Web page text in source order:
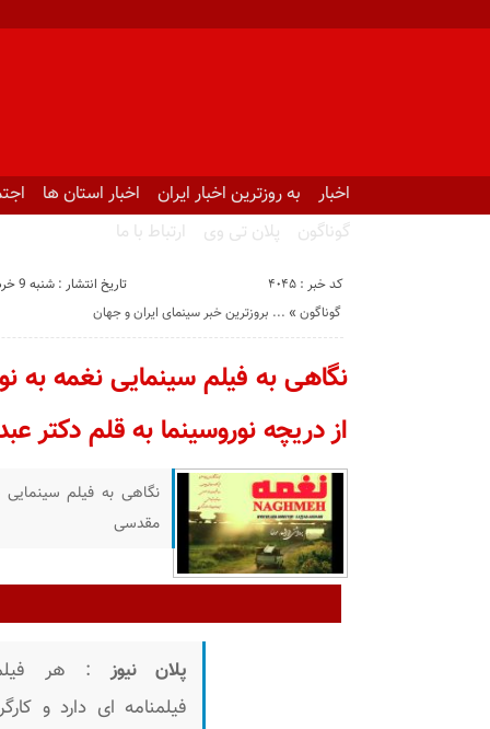
اخبار به روزترین اخبار ایران اخبار استان ها
گوناگون
پلان تی وی ارتباط با ما
کد خبر : 4045
تاریخ انتشار : شنبه 9 خرداد 1405 - 22:53
بروزترین خبر سینمای ایران و جهان ... « گوناگون
نگاهی به فیلم سینمایی نغمه به
از دریچه نوروسینما به قلم دکتر
نگاهی به فیلم سینمایی
مقدسی
پلان نیوز: هر
فیلمنامه ای دارد و